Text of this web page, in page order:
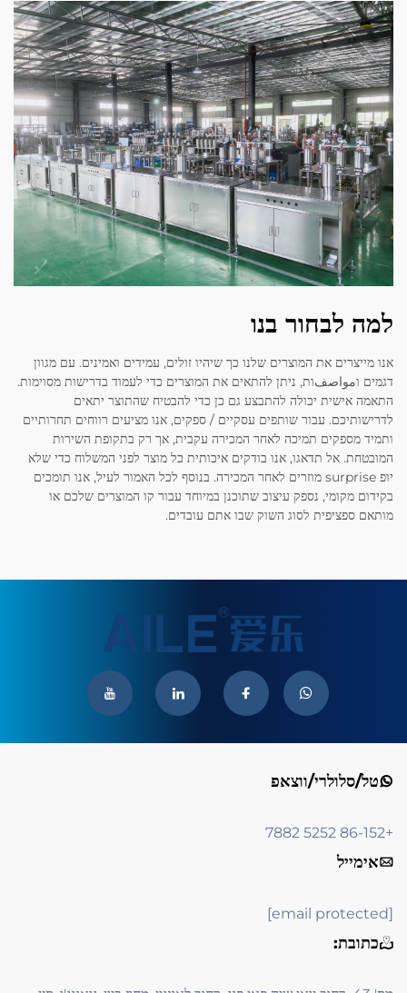
למה לבחור בנו
אנו מייצרים את המוצרים שלנו כך שיהיו זולים, עמידים ואמינים. עם מגוון
דגמים וمواصفות, ניתן להתאים את המוצרים כדי לעמוד בדרישות מסוימות.
התאמה אישית יכולה להתבצע גם כן כדי להבטיח שהתוצר יתאים
לדרישותיכם. עבור שותפים עסקיים / ספקים, אנו מציעים רווחים תחרותיים
ותמיד מספקים תמיכה לאחר המכירה עקבית, אך רק בתקופת השירות
המובטחת. אל תדאגו, אנו בודקים איכותית כל מוצר לפני המשלוח כדי שלא
יופ surprise מוזרים לאחר המכירה. בנוסף לכל האמור לעיל, אנו תומכים
בקידום מקומי, נספק עיצוב שתוכנן במיוחד עבור קו המוצרים שלכם או
מותאם ספציפית לסוג השוק שבו אתם עובדים.
טל/סלולרי/ווצאפ
+86-152 5252 7882
אימייל
[email protected]
כתובת: